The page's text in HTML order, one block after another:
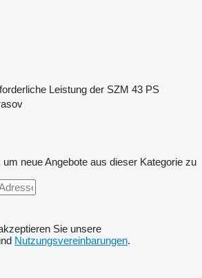
Leistung der SZM 43 PS
neue Angebote aus dieser Kategorie zu
Sie unsere
Nutzungsvereinbarungen.